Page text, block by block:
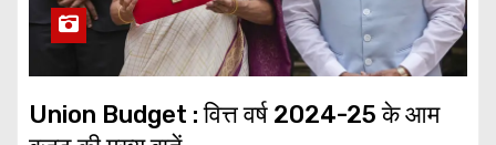
Union Budget : वित्त वर्ष 2024-25 के आम